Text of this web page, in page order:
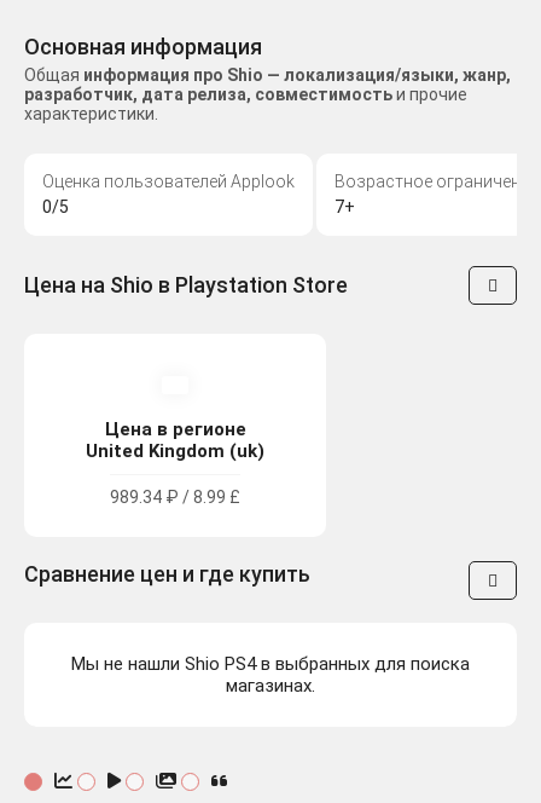
Основная информация
Общая информация про Shio — локализация/языки, жанр,
разработчик, дата релиза, совместимостьи прочие
характеристики.
Оценка пользователей Applook
0/5
Возрастное ограничение
7+
Цена на Shio в Playstation Store
Цена в регионе
United Kingdom (uk)
989.34 ₽ / 8.99 £
Сравнение цен и где купить
Мы не нашли Shio PS4 в выбранных для поиска
магазинах.